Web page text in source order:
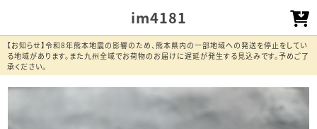
im4181
【お知らせ】令和8年熊本地震の影響のため、熊本県内の一部地域への発送を停止をしてい
る地域があります。また九州全域でお荷物のお届けに遅延が発生する見込みです。予めご了
承ください。